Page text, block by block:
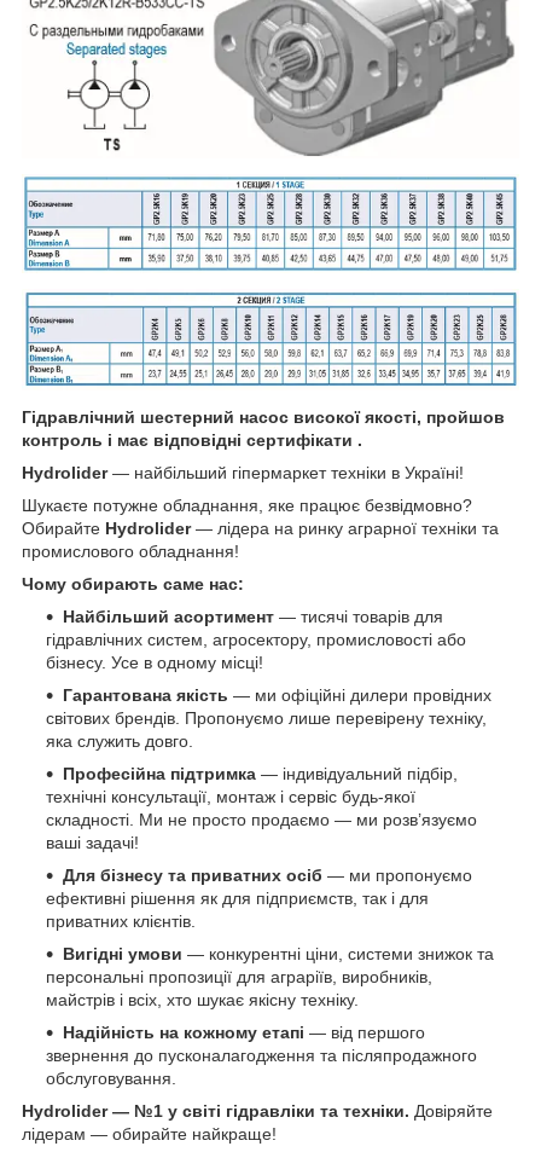
Гідравлічний шестерний насос високої якості, пройшов
контроль і має відповідні сертифікати .
Hydrolider— найбільший гіпермаркет техніки в Україні!
Шукаєте потужне обладнання, яке працює безвідмовно?
Обирайте Hydrolider— лідера на ринку аграрної техніки та
промислового обладнання!
Чому обирають саме нас:
Найбільший асортимент — тисячі товарів для
гідравлічних систем, агросектору, промисловості або
бізнесу. Усе в одному місці!
Гарантована якість — ми офіційні дилери провідних
світових брендів. Пропонуємо лише перевірену техніку,
яка служить довго.
Професійна підтримка — індивідуальний підбір,
технічні консультації, монтаж і сервіс будь-якої
складності. Ми не просто продаємо — ми розв’язуємо
ваші задачі!
Для бізнесу та приватних осіб — ми пропонуємо
ефективні рішення як для підприємств, так і для
приватних клієнтів.
Вигідні умови — конкурентні ціни, системи знижок та
персональні пропозиції для аграріїв, виробників,
майстрів і всіх, хто шукає якісну техніку.
Надійність на кожному етапі — від першого
звернення до пусконалагодження та післяпродажного
обслуговування.
Hydrolider — №1 у світі гідравліки та техніки. Довіряйте
лідерам — обирайте найкраще!